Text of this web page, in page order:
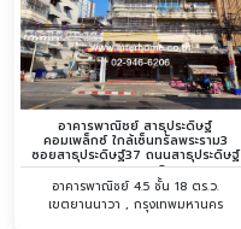
อาคารพาณิชย์ สาธุประดิษฐ์
คอมเพล็กซ์ ใกล้เซ็นทรัลพระราม3
ซอยสาธุประดิษฐ์37 ถนนสาธุประดิษฐ์
ถนนพระราม3 ...
อาคารพาณิชย์ 4.5 ชั้น 18 ตร.ว.
เขตยานนาวา , กรุงเทพมหานคร